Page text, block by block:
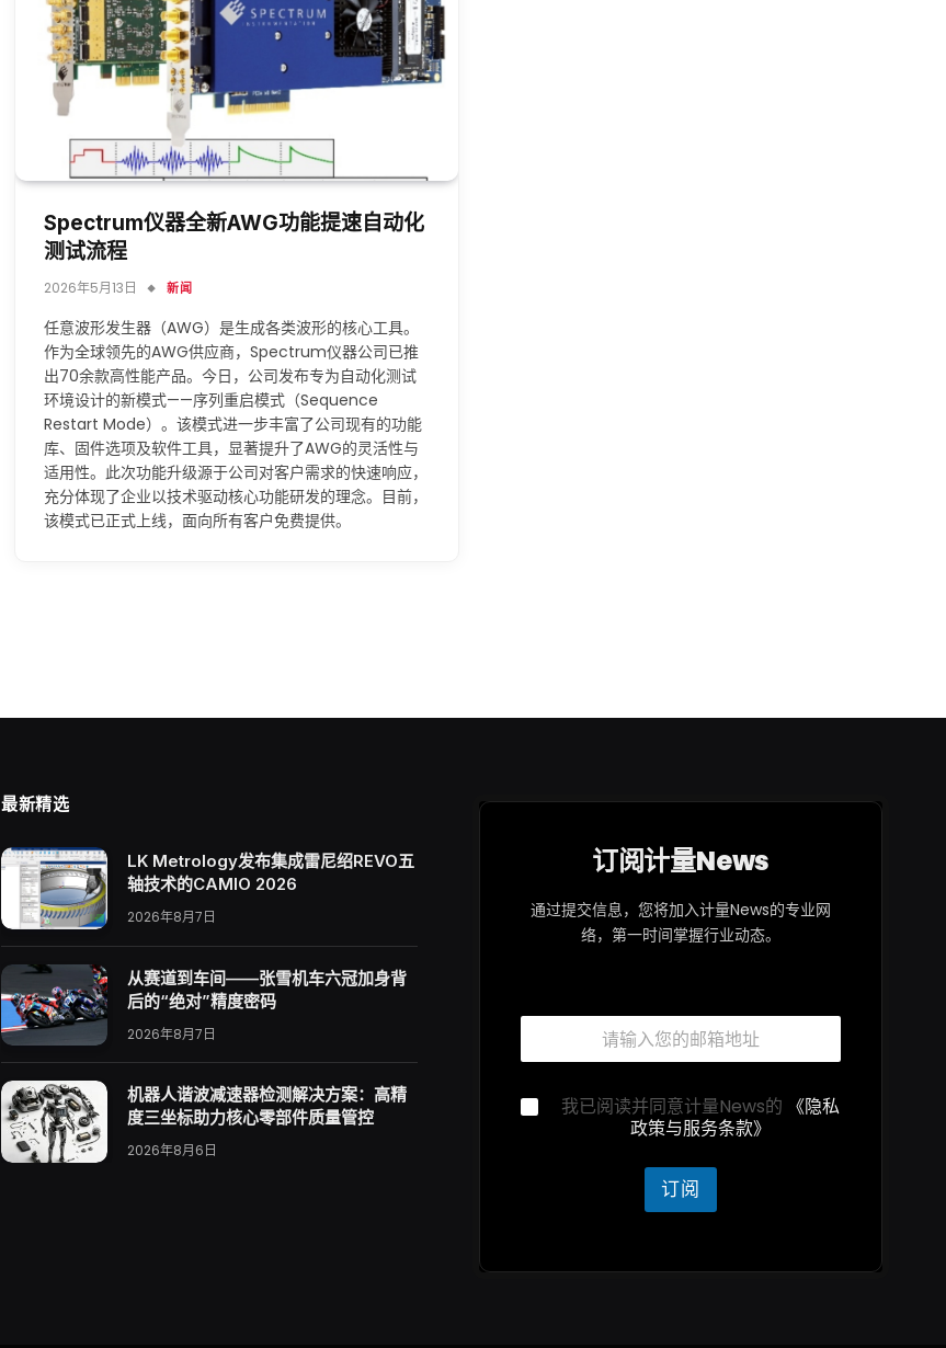
Spectrum仪器全新AWG功能提速自动化
测试流程
2026年5月13日 新闻
任意波形发生器（AWG）是生成各类波形的核心工具。
作为全球领先的AWG供应商，Spectrum仪器公司已推
出70余款高性能产品。今日，公司发布专为自动化测试
环境设计的新模式——序列重启模式（Sequence
Restart Mode）。该模式进一步丰富了公司现有的功能
库、固件选项及软件工具，显著提升了AWG的灵活性与
适用性。此次功能升级源于公司对客户需求的快速响应，
充分体现了企业以技术驱动核心功能研发的理念。目前，
该模式已正式上线，面向所有客户免费提供。
最新精选
LK Metrology发布集成雷尼绍REVO五
轴技术的CAMIO 2026
2026年8月7日
从赛道到车间——张雪机车六冠加身背
后的“绝对”精度密码
2026年8月7日
机器人谐波减速器检测解决方案：高精
度三坐标助力核心零部件质量管控
2026年8月6日
订阅计量News
通过提交信息，您将加入计量News的专业网
络，第一时间掌握行业动态。
邮
*
箱
*
隐
我已阅读并同意计量News的 《隐私
政策与服务条款》
订阅